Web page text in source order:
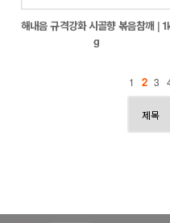
해내음 규격강화 시골향 볶음참깨 |
g
1 2 3